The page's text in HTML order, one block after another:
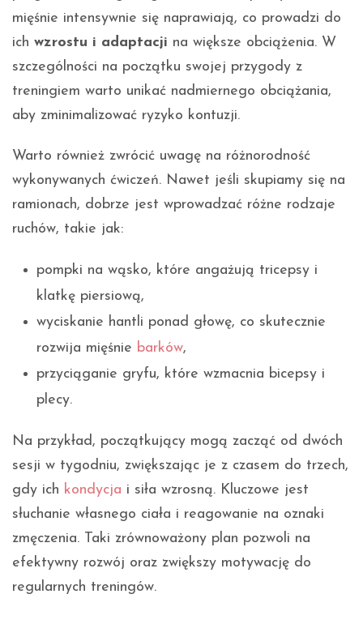
mięśnie intensywnie się naprawiają, co prowadzi do
ich wzrostu i adaptacji na większe obciążenia. W
szczególności na początku swojej przygody z
treningiem warto unikać nadmiernego obciążania,
aby zminimalizować ryzyko kontuzji.
Warto również zwrócić uwagę na różnorodność
wykonywanych ćwiczeń. Nawet jeśli skupiamy się na
ramionach, dobrze jest wprowadzać różne rodzaje
ruchów, takie jak:
pompki na wąsko, które angażują tricepsy i
klatkę piersiową,
wyciskanie hantli ponad głowę, co skutecznie
rozwija mięśnie barków,
przyciąganie gryfu, które wzmacnia bicepsy i
plecy.
Na przykład, początkujący mogą zacząć od dwóch
sesji w tygodniu, zwiększając je z czasem do trzech,
gdy ich kondycja i siła wzrosną. Kluczowe jest
słuchanie własnego ciała i reagowanie na oznaki
zmęczenia. Taki zrównoważony plan pozwoli na
efektywny rozwój oraz zwiększy motywację do
regularnych treningów.